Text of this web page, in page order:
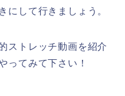
にして行きましょう。
ストレッチ動画を紹介
ってみて下さい！